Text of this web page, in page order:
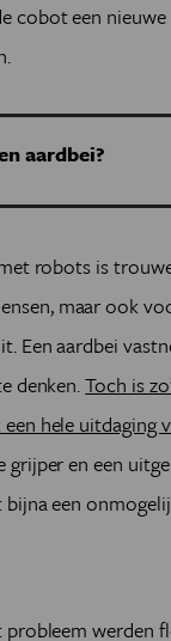
cobot een
.
aardbei?
robot
hij bij elke aardbei
en dezelfde afstand
van exact
terwijl een
valt en een grotere
worden verhinderd
grijper in te stellen,
aardbei
bereikt is.
aardbeien koopt,
is daardoor
robots is
maar ook
Een aardbei
denken.Toch is
hele uitdaging
grijper en een
een
werden